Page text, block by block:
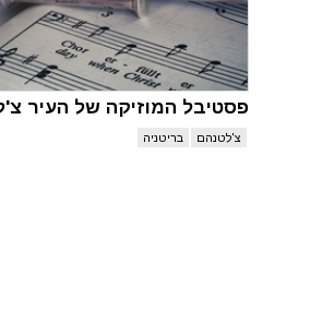
פסטיבל המוזיקה של העיר
צ'לטנהם בריטניה